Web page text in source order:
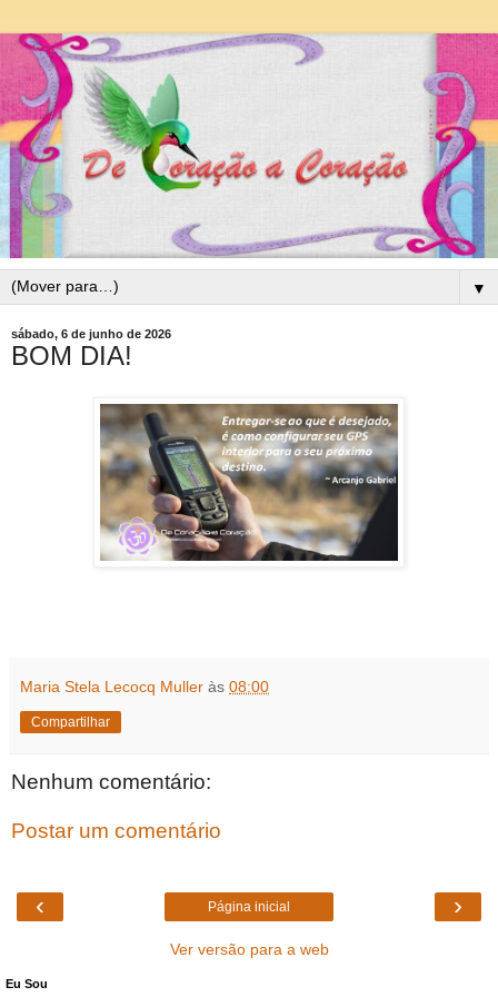
▼
sábado, 6 de junho de 2026
BOM DIA!
Maria Stela Lecocq Muller às 08:00
Compartilhar
Nenhum comentário:
Postar um comentário
‹ ›
Página inicial
Ver versão para a web
Eu Sou